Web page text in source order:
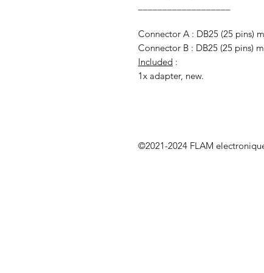
Connector A : DB25 (25 pins)
Connector B : DB25 (25 pins)
Included :
1x adapter, new.
©2021-2024 FLAM